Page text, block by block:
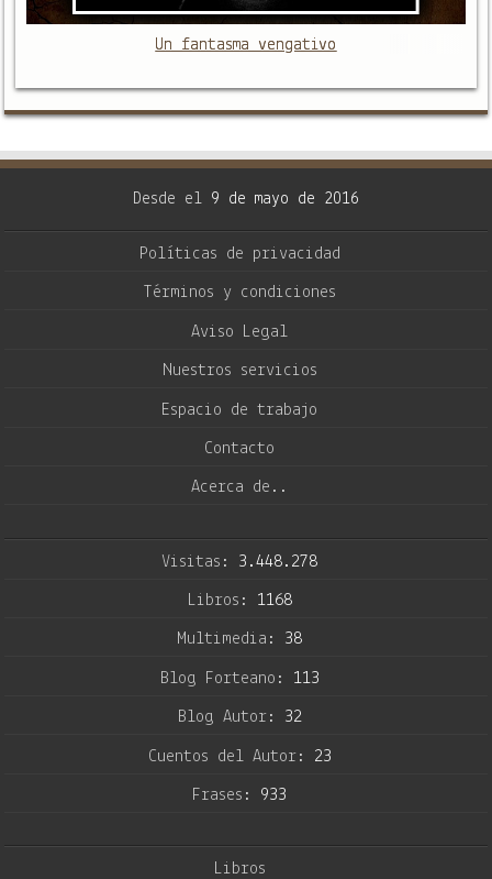
Un fantasma vengativo
Desde el 9 de mayo de 2016
Políticas de privacidad
Términos y condiciones
Aviso Legal
Nuestros servicios
Espacio de trabajo
Contacto
Acerca de..
Visitas: 3.448.278
Libros: 1168
Multimedia: 38
Blog Forteano: 113
Blog Autor: 32
Cuentos del Autor: 23
Frases: 933
Libros